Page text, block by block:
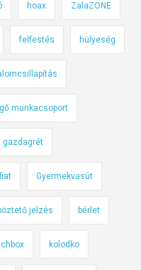
hoax ZalaZONE
felfestés hülyeség
munkacsoport
gazdagrét
fiat Gyermekvasút
jelzés bérlet
kolodko